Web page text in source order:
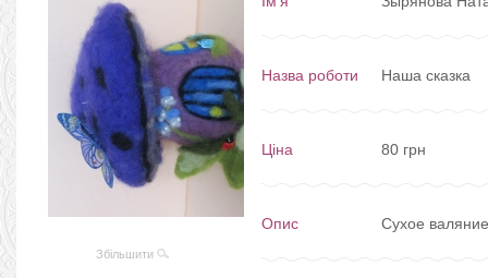
Збільшити
Назва роботи Наша сказка
Ціна 80 грн
Опис Сухое валяние